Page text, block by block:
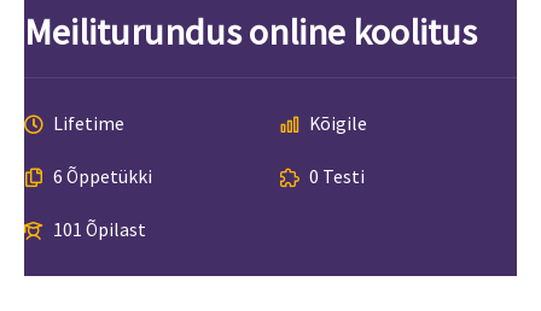
Meiliturundus online koolitus
Lifetime Kõigile
6 Õppetükki 0 Testi
101 Õpilast